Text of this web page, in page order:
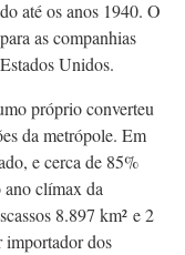
até os anos 1940. O
as companhias
Unidos.
próprio converteu
da metrópole. Em
e cerca de 85%
clímax da
8.897 km² e 2
importador dos